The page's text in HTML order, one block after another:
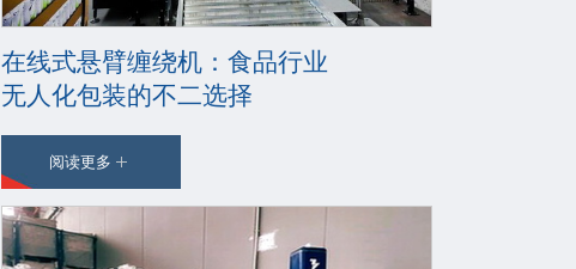
在线式悬臂缠绕机：食品行业
无人化包装的不二选择
阅读更多